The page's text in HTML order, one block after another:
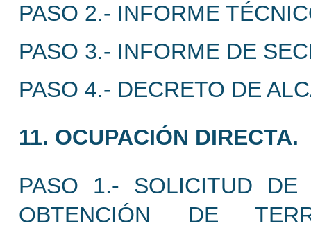
PASO 2.- INFORME
PASO 3.- INFORME DE
PASO 4.- DECRETO DE
11. OCUPACIÓN DIRECTA.
PASO 1.- SOLICITUD DE
OBTENCIÓN DE